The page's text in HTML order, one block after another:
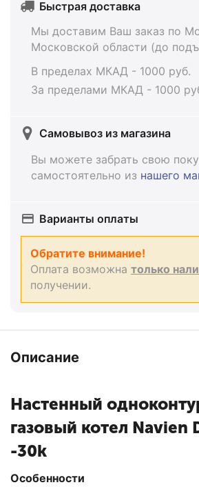
Быстрая доставка
Мы доставим Ваш заказ по
Московской области (до
В пределах МКАД - 1000 руб.
За пределами МКАД - 1000
Самовывоз из магазина
Вы можете забрать свою
самостоятельно из нашего
Варианты оплаты
Обратите внимание!
Оплата возможна только
получении.
Описание
Настенный
газовый котел Navien
-30k
Особенности